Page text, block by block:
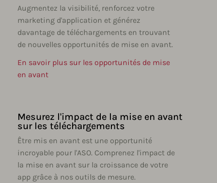
Augmentez la visibilité, renforcez votre
marketing d'application et générez
davantage de téléchargements en trouvant
de nouvelles opportunités de mise en avant.
En savoir plus sur les opportunités de mise
en avant
Mesurez l'impact de la mise en avant
sur les téléchargements
Être mis en avant est une opportunité
incroyable pour l'ASO. Comprenez l'impact de
la mise en avant sur la croissance de votre
app grâce à nos outils de mesure.